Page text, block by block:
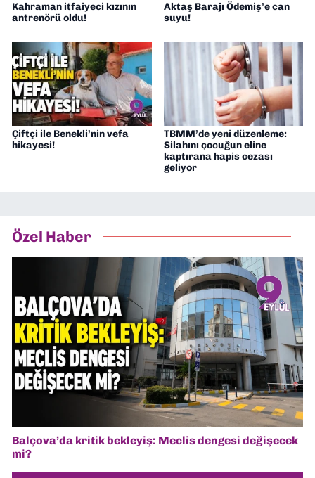
Kahraman itfaiyeci kızının
antrenörü oldu!
Aktaş Barajı Ödemiş’e can
suyu!
Çiftçi ile Benekli’nin vefa
hikayesi!
TBMM’de yeni düzenleme:
Silahını çocuğun eline
kaptırana hapis cezası
geliyor
Özel Haber
Balçova’da kritik bekleyiş: Meclis dengesi değişecek
mi?